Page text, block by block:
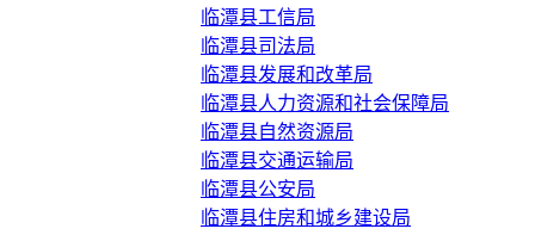
临潭县工信局
临潭县司法局
临潭县发展和改革局
临潭县人力资源和社会保障局
临潭县自然资源局
临潭县交通运输局
临潭县公安局
临潭县住房和城乡建设局